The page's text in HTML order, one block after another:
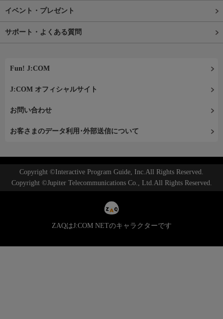
イベント・プレゼント
サポート・よくある質問
Fun! J:COM
J:COM オフィシャルサイト
お問い合わせ
お客さまのデータ利用･外部送信について
Copyright ©Interactive Program Guide, Inc.All Rights Reserved.
Copyright ©Jupiter Telecommunications Co., Ltd.All Rights Reserved.
ZAQはJ:COM NETのキャラクターです